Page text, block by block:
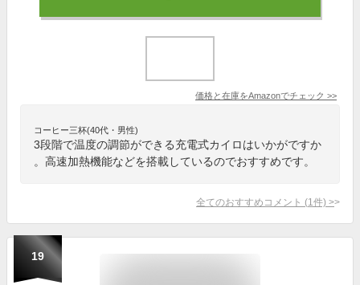
価格と在庫をAmazonでチェック >>
コーヒー三杯(40代・男性)
3段階で温度の調節ができる充電式カイロはいかがですか
。高速加熱機能などを搭載しているのでおすすめです。
全てのおすすめコメント (1 件) >
19